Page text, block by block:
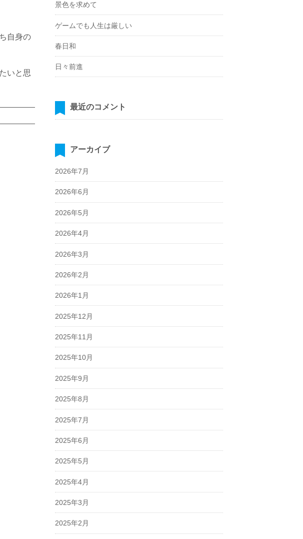
自身の
いと思
景色を求めて
ゲームでも人生は厳しい
春日和
日々前進
最近のコメント
アーカイブ
2026年7月
2026年6月
2026年5月
2026年4月
2026年3月
2026年2月
2026年1月
2025年12月
2025年11月
2025年10月
2025年9月
2025年8月
2025年7月
2025年6月
2025年5月
2025年4月
2025年3月
2025年2月